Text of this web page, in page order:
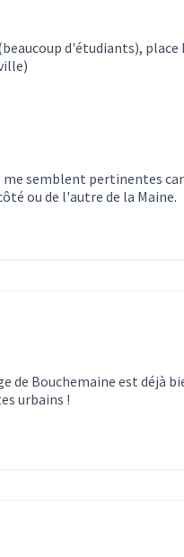
d'étudiants),
307)
semblent pertinentes
ou de l'autre de la Maine.
Bouchemaine est déjà
urbains !